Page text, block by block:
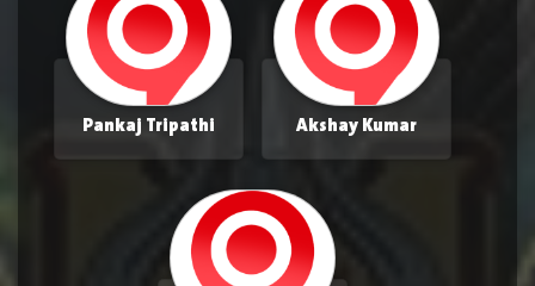
Akshay Kumar
Pankaj Tripathi